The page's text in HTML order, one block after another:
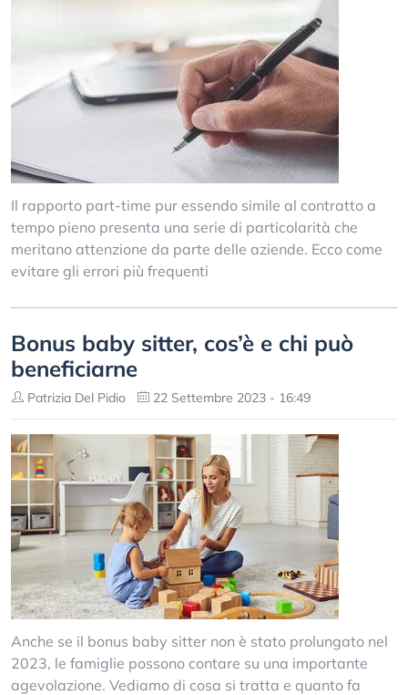
Il rapporto part-time pur essendo simile al contratto a
tempo pieno presenta una serie di particolarità che
meritano attenzione da parte delle aziende. Ecco come
evitare gli errori più frequenti
Bonus baby sitter, cos’è e chi può
beneficiarne
Patrizia Del Pidio 22 Settembre 2023 - 16:49
Anche se il bonus baby sitter non è stato prolungato nel
2023, le famiglie possono contare su una importante
agevolazione. Vediamo di cosa si tratta e quanto fa